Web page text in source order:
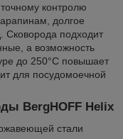
контролю
долгое
Сковорода подходит
а возможность
до 250°C повышает
для посудомоечной
BergHOFF Helix
стали